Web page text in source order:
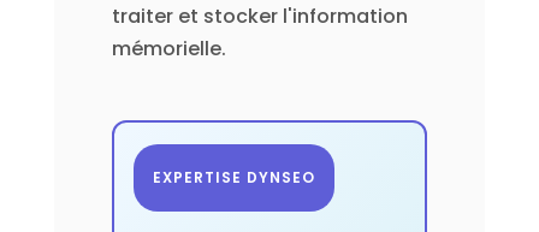
traiter et stocker l'information
mémorielle.
EXPERTISE DYNSEO